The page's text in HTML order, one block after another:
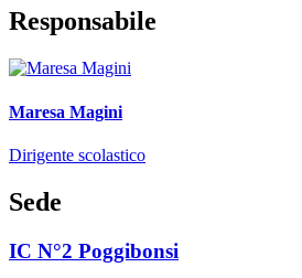
Responsabile
Maresa Magini
Dirigente scolastico
Sede
IC N°2 Poggibonsi